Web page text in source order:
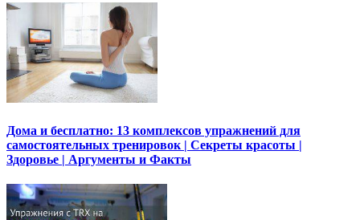
Дома и бесплатно: 13 комплексов упражнений для
самостоятельных тренировок | Секреты красоты |
Здоровье | Аргументы и Факты